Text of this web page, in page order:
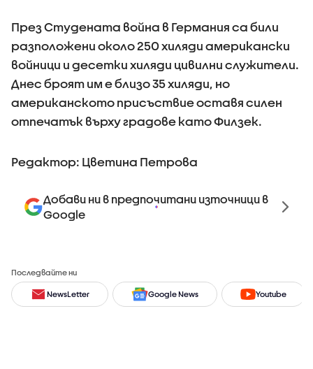
През Студената война в Германия са били
разположени около 250 хиляди американски
войници и десетки хиляди цивилни служители.
Днес броят им е близо 35 хиляди, но
американското присъствие оставя силен
отпечатък върху градове като Филзек.
Редактор: Цветина Петрова
Добави ни в предпочитани източници в
Google
Последвайте ни
NewsLetter Google News Youtube